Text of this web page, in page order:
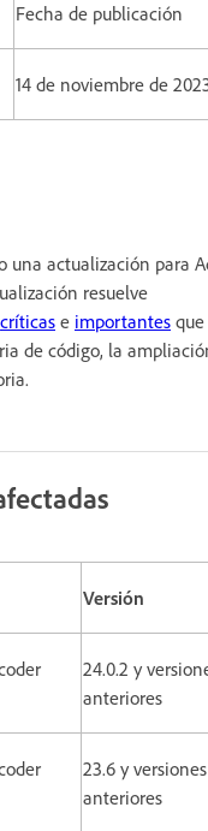
Fecha de publicación
14 de noviembre de
una actualización para
resuelve
críticas e importantes
de código, la
Versión
24.0.2 y
anteriores
23.6 y versiones
anteriores